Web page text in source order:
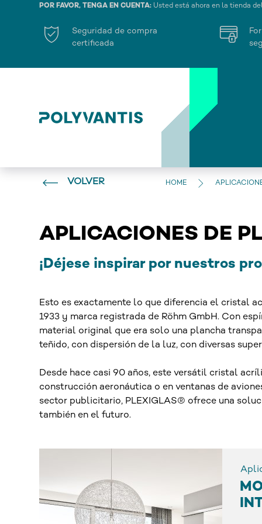
POR FAVOR, TENGA EN CUENTA: Usted está ahora en la tienda
Seguridad de compra
certificada
VOLVER HOME
APLICACIONES DE
¡Déjese inspirar por nuestros
Esto es exactamente lo que diferencia el cristal
1933 y marca registrada de Röhm GmbH. Con
material original que era solo una plancha
teñido, con dispersión de la luz, con diversas
Desde hace casi 90 años, este versátil cristal
construcción aeronáutica o en ventanas de
sector publicitario, PLEXIGLAS® ofrece una
también en el futuro.